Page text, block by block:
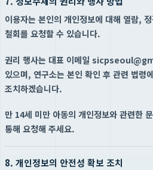
이용자는 본인의 개인정보에 대해 열람,
철회를 요청할 수 있습니다.
권리 행사는 대표 이메일
있으며, 연구소는 본인 확인 후 관련 법령
조치하겠습니다.
만 14세 미만 아동의 개인정보와 관련한
통해 요청해 주세요.
8. 개인정보의 안전성 확보 조치